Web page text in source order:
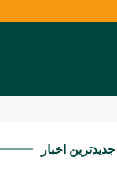
جدیدترین اخبار